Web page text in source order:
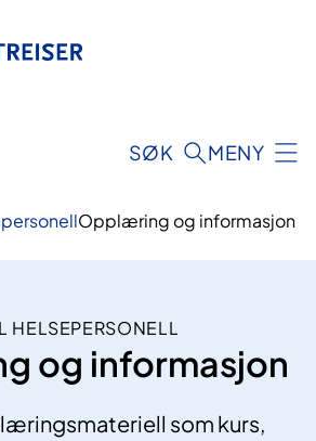
SØK MENY
Opplæring og informasjon
HELSEPERSONELL
og informasjon
som kurs,